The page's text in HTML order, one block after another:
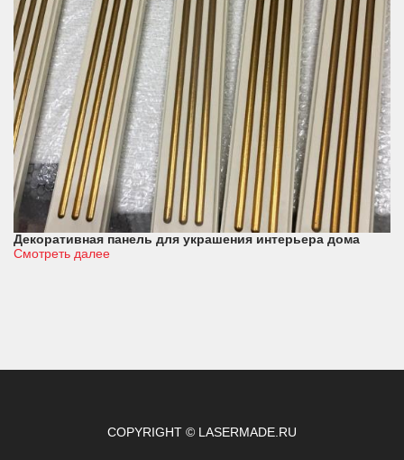
Декоративная панель для украшения интерьера дома
Смотреть далее
COPYRIGHT © LASERMADE.RU